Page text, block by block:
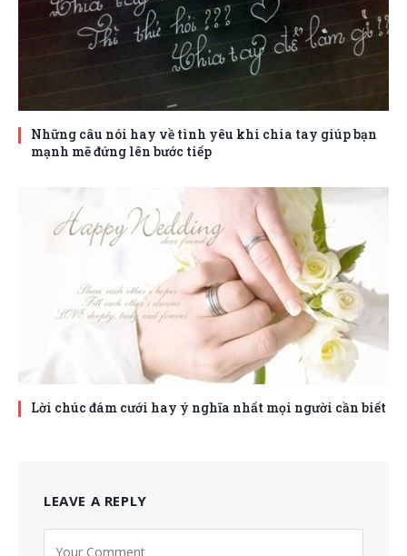
Những câu nói hay về tình yêu khi chia tay giúp bạn
mạnh mẽ đứng lên bước tiếp
Lời chúc đám cưới hay ý nghĩa nhất mọi người cần biết
LEAVE A REPLY